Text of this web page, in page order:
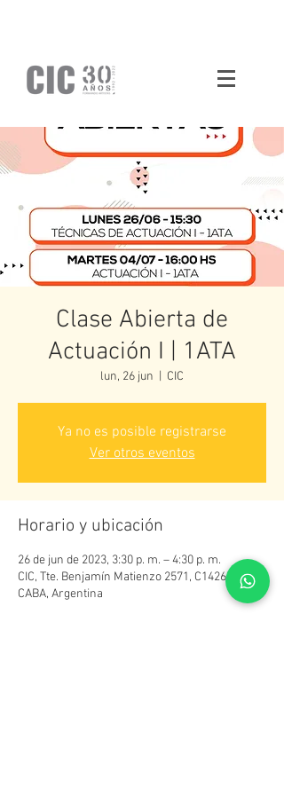
Clase Abierta de
Actuación I | 1ATA
lun, 26 jun CIC
Ya no es posible registrarse
Ver otros eventos
Horario y ubicación
26 de jun de 2023, 3:30 p. m. – 4:30 p. m.
CIC, Tte. Benjamín Matienzo 2571, C1426DAU
CABA, Argentina